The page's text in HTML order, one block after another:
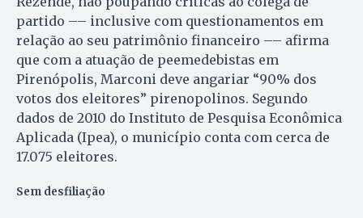
partido –– inclusive com questionamentos em
relação ao seu patrimônio financeiro –– afirma
que com a atuação de peemedebistas em
Pirenópolis, Marconi deve angariar “90% dos
votos dos eleitores” pirenopolinos. Segundo
dados de 2010 do Instituto de Pesquisa Econômica
Aplicada (Ipea), o município conta com cerca de
17.075 eleitores.
Sem desfiliação